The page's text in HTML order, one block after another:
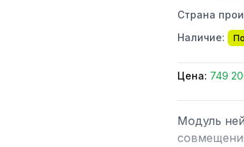
Страна
Наличие:
Цена: 749
Модуль